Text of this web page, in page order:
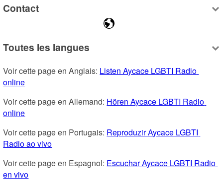
Contact
Toutes les langues
Voir cette page en Anglais: Listen Aycace LGBTI Radio
online
Voir cette page en Allemand: Hören Aycace LGBTI Radio
online
Voir cette page en Portugais: Reproduzir Aycace LGBTI
Radio ao vivo
Voir cette page en Espagnol: Escuchar Aycace LGBTI Radio
en vivo